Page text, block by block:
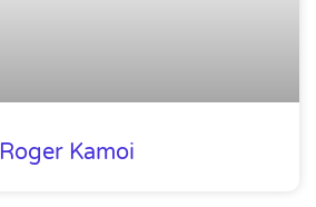
Roger Kamoi